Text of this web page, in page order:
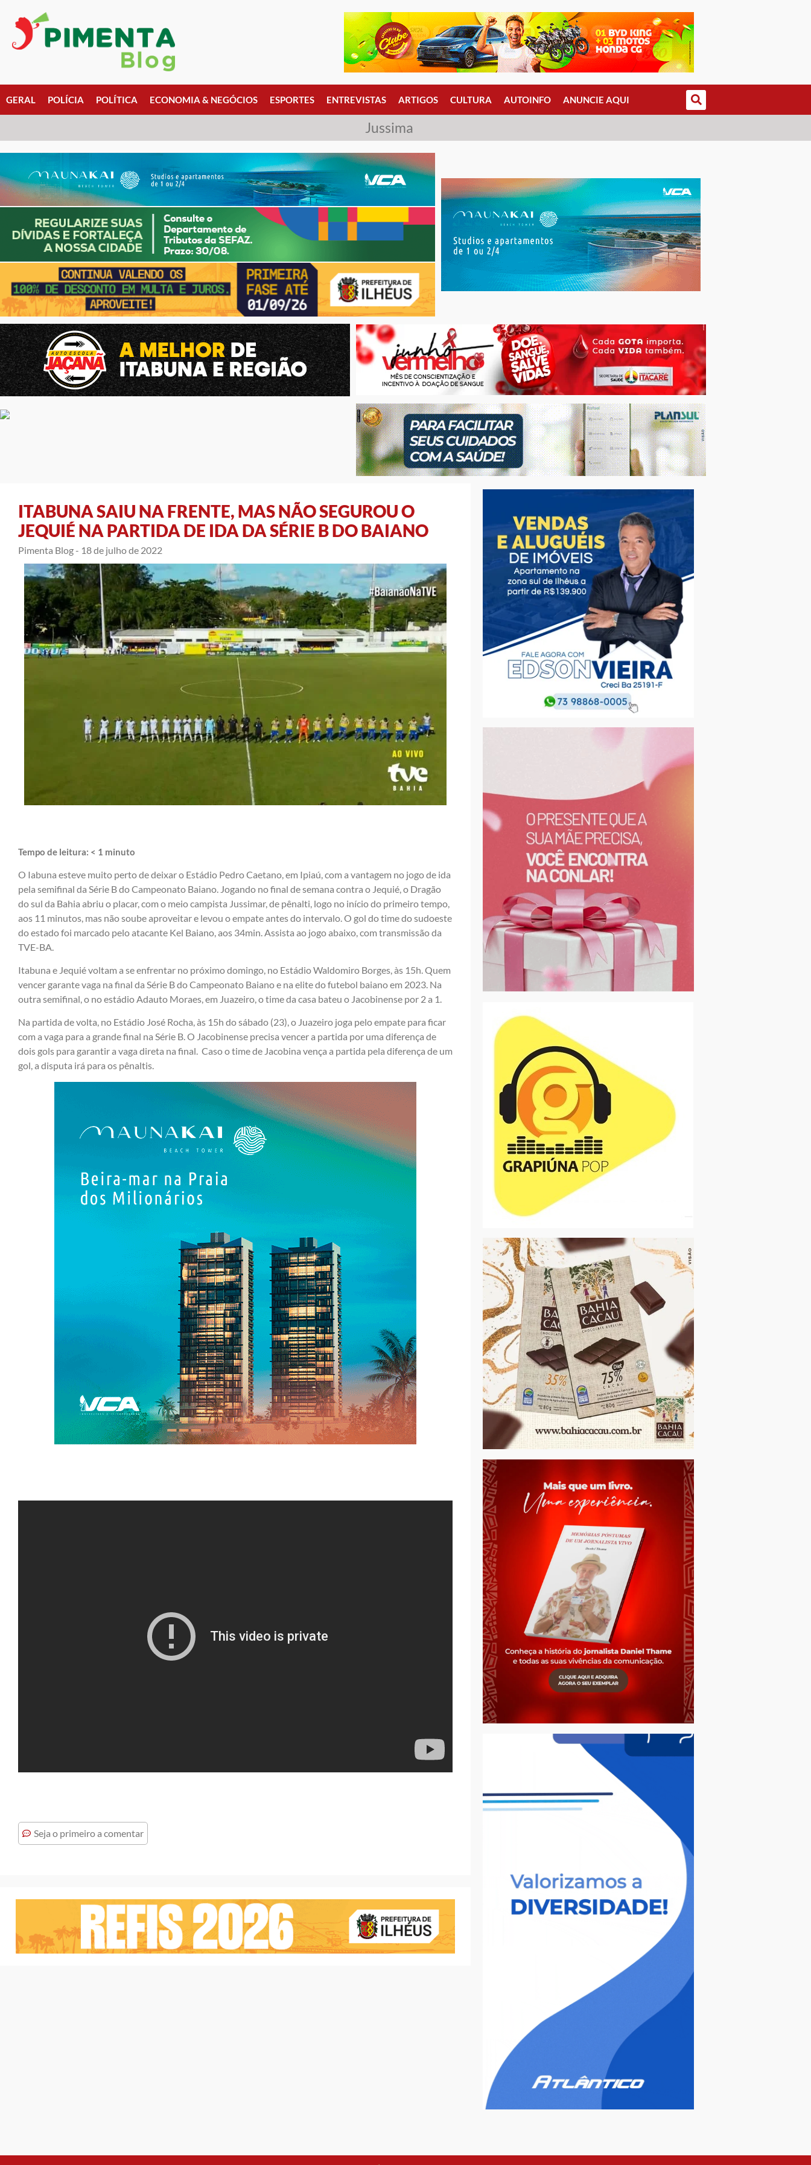
GERAL POLÍCIA POLÍTICA ECONOMIA & NEGÓCIOS ESPORTES ENTREVISTAS ARTIGOS CULTURA AUTOINFO ANUNCIE AQUI
Jussima
ITABUNA SAIU NA FRENTE, MAS NÃO SEGUROU O
JEQUIÉ NA PARTIDA DE IDA DA SÉRIE B DO BAIANO
Pimenta Blog - 18 de julho de 2022
Tempo de leitura: < 1 minuto
O Iabuna esteve muito perto de deixar o Estádio Pedro Caetano, em Ipiaú, com a vantagem no jogo de ida
pela semifinal da Série B do Campeonato Baiano. Jogando no final de semana contra o Jequié, o Dragão
do sul da Bahia abriu o placar, com o meio campista Jussimar, de pênalti, logo no início do primeiro tempo,
aos 11 minutos, mas não soube aproveitar e levou o empate antes do intervalo. O gol do time do sudoeste
do estado foi marcado pelo atacante Kel Baiano, aos 34min. Assista ao jogo abaixo, com transmissão da
TVE-BA.
Itabuna e Jequié voltam a se enfrentar no próximo domingo, no Estádio Waldomiro Borges, às 15h. Quem
vencer garante vaga na final da Série B do Campeonato Baiano e na elite do futebol baiano em 2023. Na
outra semifinal, o no estádio Adauto Moraes, em Juazeiro, o time da casa bateu o Jacobinense por 2 a 1.
Na partida de volta, no Estádio José Rocha, às 15h do sábado (23), o Juazeiro joga pelo empate para ficar
com a vaga para a grande final na Série B. O Jacobinense precisa vencer a partida por uma diferença de
dois gols para garantir a vaga direta na final. Caso o time de Jacobina vença a partida pela diferença de um
gol, a disputa irá para os pênaltis.
Seja o primeiro a comentar